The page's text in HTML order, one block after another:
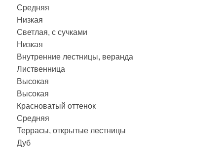
Средняя
Низкая
Светлая, с сучками
Низкая
Внутренние лестницы, веранда
Лиственница
Высокая
Высокая
Красноватый оттенок
Средняя
Террасы, открытые лестницы
Дуб